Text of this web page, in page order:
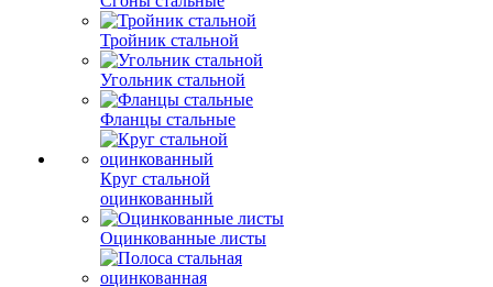
Тройник стальной
Угольник стальной
Фланцы стальные
Круг стальной
оцинкованный
Оцинкованные листы